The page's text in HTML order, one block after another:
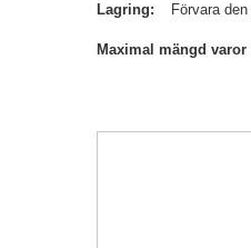
Lagring Förvara
Maximal mängd